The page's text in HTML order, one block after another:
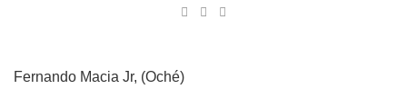
Fernando Macia Jr, (Oché)